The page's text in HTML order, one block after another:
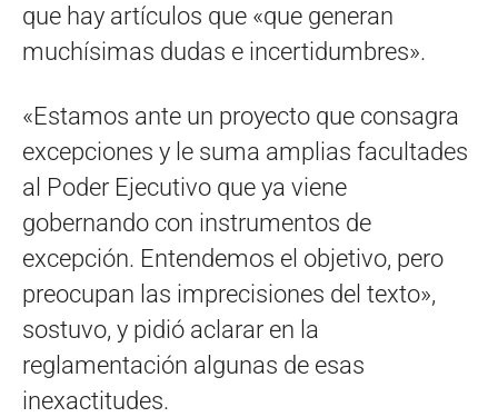
que hay artículos que «que generan
muchísimas dudas e incertidumbres».
«Estamos ante un proyecto que consagra
excepciones y le suma amplias facultades
al Poder Ejecutivo que ya viene
gobernando con instrumentos de
excepción. Entendemos el objetivo, pero
preocupan las imprecisiones del texto»,
sostuvo, y pidió aclarar en la
reglamentación algunas de esas
inexactitudes.